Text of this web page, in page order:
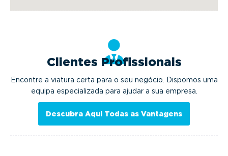
Clientes Profissionais
Encontre a viatura certa para o seu negócio. Dispomos uma
equipa especializada para ajudar a sua empresa.
Descubra Aqui Todas as Vantagens